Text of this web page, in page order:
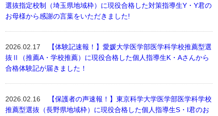
選抜指定校制（埼玉県地域枠）に現役合格した対策指導生Y・Y君の
お母様から感謝の言葉をいただきました!
2026.02.17
【体験記速報！】愛媛大学医学部医学科学校推薦型選
抜Ⅱ（推薦A・学校推薦）に現役合格した個人指導生K・Aさんから
合格体験記が届きました！
2026.02.16
【保護者の声速報！】東京科学大学医学部医学科学校
推薦型選抜（長野県地域枠）に現役合格した個人指導生S・I君のお